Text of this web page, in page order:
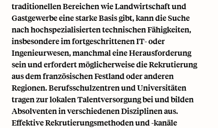
traditionellen Bereichen wie Landwirtschaft und
Gastgewerbe eine starke Basis gibt, kann die Suche
nach hochspezialisierten technischen Fähigkeiten,
insbesondere im fortgeschrittenen IT- oder
Ingenieurwesen, manchmal eine Herausforderung
sein und erfordert möglicherweise die Rekrutierung
aus dem französischen Festland oder anderen
Regionen. Berufsschulzentren und Universitäten
tragen zur lokalen Talentversorgung bei und bilden
Absolventen in verschiedenen Disziplinen aus.
Effektive Rekrutierungsmethoden und -kanäle